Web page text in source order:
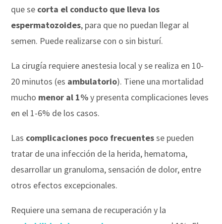
que se corta el conducto que lleva los
espermatozoides, para que no puedan llegar al
semen. Puede realizarse con o sin bisturí.
La cirugía requiere anestesia local y se realiza en 10-
20 minutos (es ambulatorio). Tiene una mortalidad
mucho menor al 1%y presenta complicaciones leves
en el 1-6% de los casos.
Las complicaciones poco frecuentesse pueden
tratar de una infección de la herida, hematoma,
desarrollar un granuloma, sensación de dolor, entre
otros efectos excepcionales.
Requiere una semana de recuperación y la